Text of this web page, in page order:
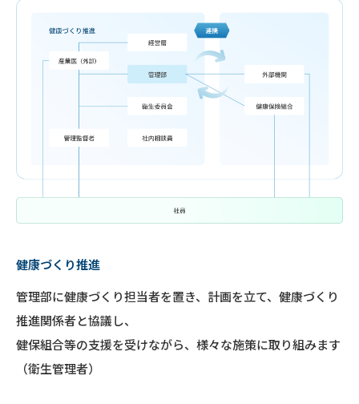
健康づくり推進
管理部に健康づくり担当者を置き、計画を立て、健康づくり
推進関係者と協議し、
健保組合等の支援を受けながら、様々な施策に取り組みます
（衛生管理者）